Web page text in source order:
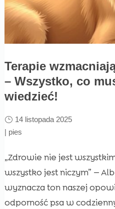
Terapie
– Wszystko, co
wiedzieć!
14 listopada 2025
| pies
„Zdrowie nie jest
wszystko jest niczym” —
wyznacza ton naszej
odporność psa w